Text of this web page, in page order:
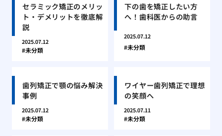
セラミック矯正のメリッ
ト・デメリットを徹底解
説
2025.07.12
未分類
下の歯を矯正したい方
へ！歯科医からの助言
2025.07.12
未分類
歯列矯正で顎の悩み解決
事例
2025.07.12
未分類
ワイヤー歯列矯正で理想
の笑顔へ
2025.07.11
未分類